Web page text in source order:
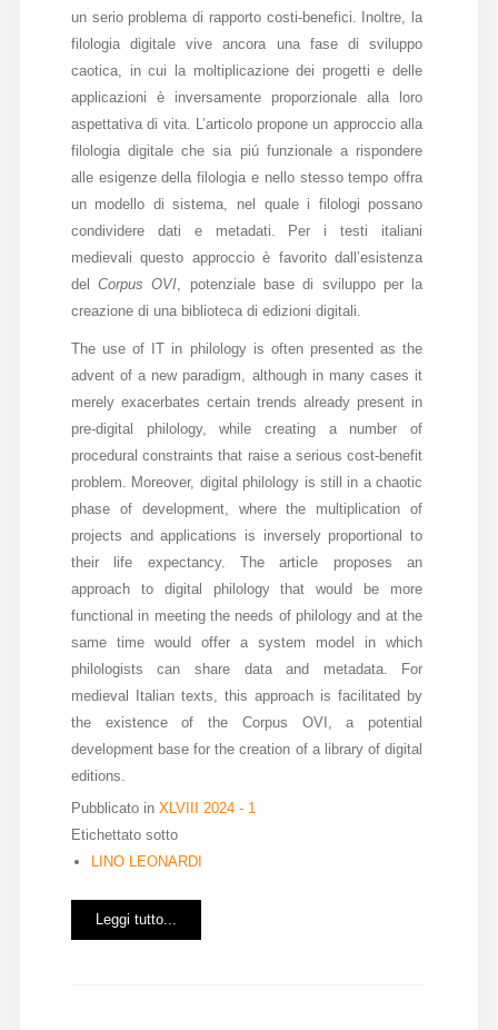
direzione@medioevoromanzo.it
un serio problema di rapporto costi-benefici. Inoltre, la
filologia digitale vive ancora una fase di sviluppo
caotica, in cui la moltiplicazione dei progetti e delle
applicazioni è inversamente proporzionale alla loro
aspettativa di vita. L’articolo propone un approccio alla
filologia digitale che sia piú funzionale a rispondere
alle esigenze della filologia e nello stesso tempo offra
un modello di sistema, nel quale i filologi possano
condividere dati e metadati. Per i testi italiani
medievali questo approccio è favorito dall’esistenza
delCorpus OVI, potenziale base di sviluppo per la
creazione di una biblioteca di edizioni digitali.
The use of IT in philology is often presented as the
advent of a new paradigm, although in many cases it
merely exacerbates certain trends already present in
pre-digital philology, while creating a number of
procedural constraints that raise a serious cost-benefit
problem. Moreover, digital philology is still in a chaotic
phase of development, where the multiplication of
projects and applications is inversely proportional to
their life expectancy. The article proposes an
approach to digital philology that would be more
functional in meeting the needs of philology and at the
same time would offer a system model in which
philologists can share data and metadata. For
medieval Italian texts, this approach is facilitated by
the existence of the Corpus OVI, a potential
development base for the creation of a library of digital
editions.
Pubblicato in XLVIII 2024 - 1
Etichettato sotto
LINO LEONARDI
Leggi tutto...